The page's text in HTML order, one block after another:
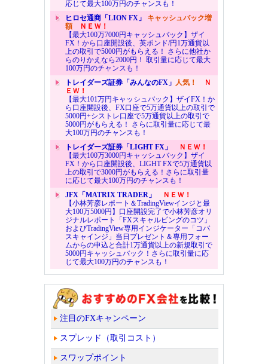
応じて最大100万円のチャンスも！
ヒロセ通商「LION FX」 キャッシュバック増
額ＮＥＷ！
【最大100万7000円キャッシュバック】ザイ
FX！から口座開設後、英ポンド/円1万通貨以
上の取引で5000円がもらえる！ さらに他社か
らのりかえなら2000円！ 取引量に応じて最大
100万円のチャンスも！
トレイダーズ証券「みんなのFX」 人気！
Ｎ
ＥＷ！
【最大101万円キャッシュバック】ザイFX！か
ら口座開設後、FX口座で5万通貨以上の取引で
5000円+シストレ口座で5万通貨以上の取引で
5000円がもらえる！ さらに取引量に応じて最
大100万円のチャンスも！
トレイダーズ証券「LIGHT FX」
ＮＥＷ！
【最大100万3000円キャッシュバック】ザイ
FX！から口座開設後、LIGHT FXで5万通貨以
上の取引で3000円がもらえる！さらに取引量
に応じて最大100万円のチャンスも！
JFX「MATRIX TRADER」
ＮＥＷ！
【小林芳彦レポート＆TradingViewインジと最
大100万5000円】口座開設完了で小林芳彦オリ
ジナルレポート「FXスキャルピングのコツ」
およびTradingView専用インジケーター「コバ
スキャインジ」当日プレゼント＆専用フォー
ムからの申込と合計1万通貨以上の新規取引で
5000円キャッシュバック！さらに取引量に応
じて最大100万円のチャンスも！
注目のFXキャンペーン
スプレッド（取引コスト）
スワップポイント